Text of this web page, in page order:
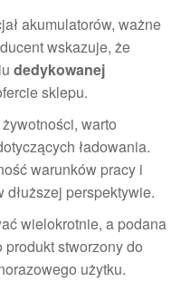
akumulatorów, ważne
wskazuje, że
dedykowanej
sklepu.
warto
ładowania.
warunków pracy i
dłuższej perspektywie.
wielokrotnie, a podana
stworzony do
użytku.